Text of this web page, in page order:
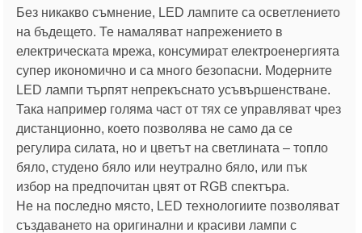
Без никакво съмнение, LED лампите са осветлението
на бъдещето. Те намаляват напрежението в
електрическата мрежа, консумират електроенергията
супер икономично и са много безопасни. Модерните
LED лампи търпят непрекъснато усъвършенстване.
Така например голяма част от тях се управляват чрез
дистанционно, което позволява не само да се
регулира силата, но и цветът на светлината – топло
бяло, студено бяло или неутрално бяло, или пък
избор на предпочитан цвят от RGB спектъра.
Не на последно място, LED технологиите позволяват
създаването на оригинални и красиви лампи с